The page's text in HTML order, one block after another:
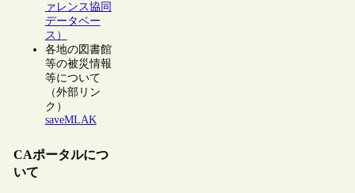
ァレンス協同
データベー
ス）
各地の図書館
等の被災情報
等について
（外部リン
ク）
saveMLAK
CAポータルにつ
いて